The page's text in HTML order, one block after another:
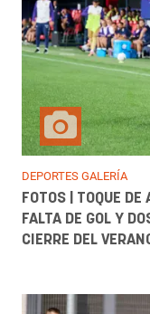
DEPORTES GALERÍA
FOTOS | TOQUE
FALTA DE GOL Y
CIERRE DEL